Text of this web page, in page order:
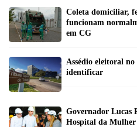
Coleta domiciliar,
funcionam
em CG
Assédio eleitoral
identificar
Governador Lucas
Hospital da Mulher